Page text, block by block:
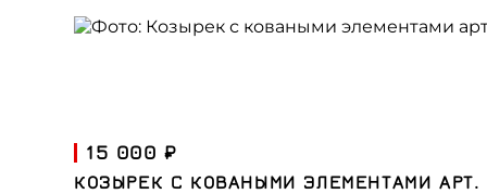
15 000 ₽
КОЗЫРЕК С КОВАНЫМИ ЭЛЕМЕНТАМИ АРТ.